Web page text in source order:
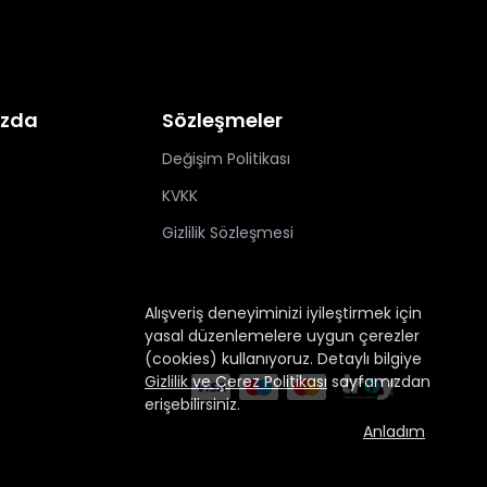
Alışveriş deneyiminizi iyileştirmek için
yasal düzenlemelere uygun çerezler
(cookies) kullanıyoruz. Detaylı bilgiye
Gizlilik ve Çerez Politikası sayfamızdan
erişebilirsiniz.
Anladım
Sözleşmeler
Değişim Politikası
KVKK
Gizlilik Sözleşmesi